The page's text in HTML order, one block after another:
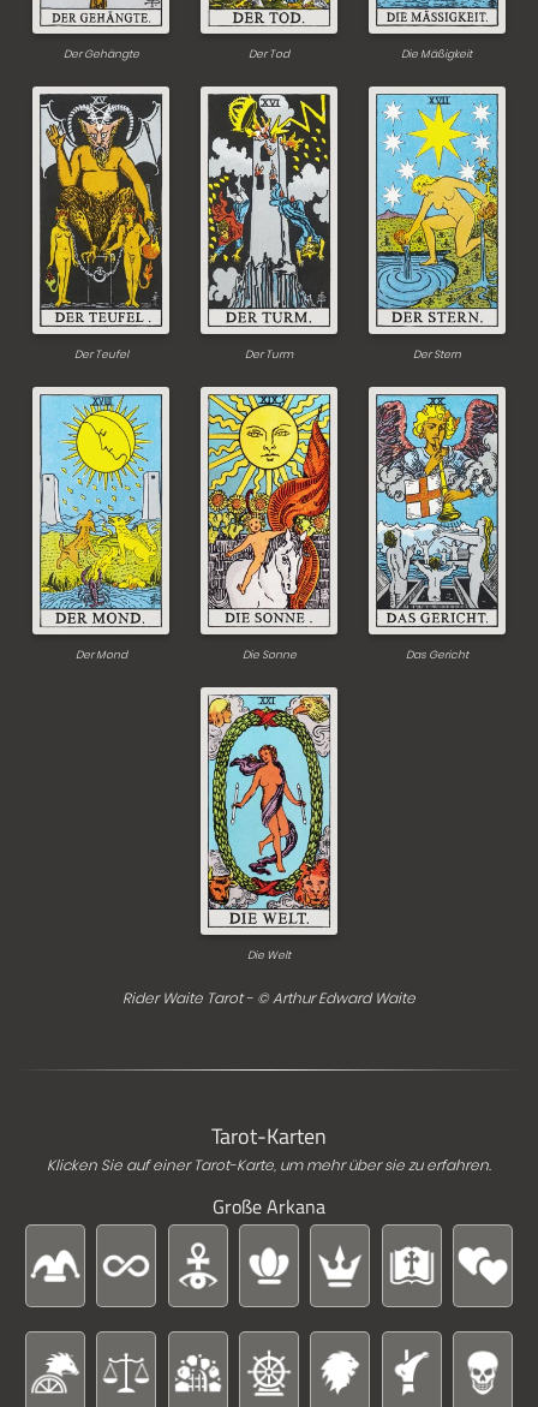
Der Gehängte Der Tod Die Mäßigkeit
Der Teufel Der Turm Der Stern
Der Mond Die Sonne Das Gericht
Die Welt
Rider Waite Tarot - © Arthur Edward Waite
Tarot-Karten
Klicken Sie auf einer Tarot-Karte, um mehr über sie zu erfahren.
Große Arkana